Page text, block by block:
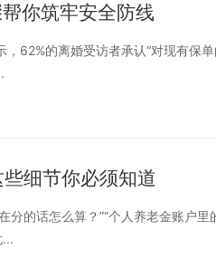
你筑牢安全防线
62%的离婚受访者承认“对现有保
细节你必须知道
分的话怎么算？”“个人养老金账户里